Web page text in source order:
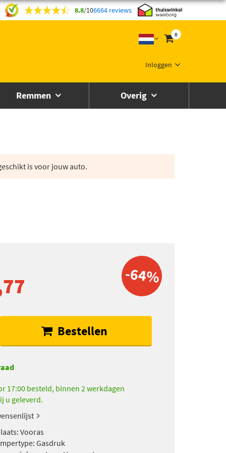
8.8/106664 reviews
0
Inloggen
Remmen Overig
is voor jouw auto.
-64%
Bestellen
17:00 besteld, binnen 2 werkdagen
u geleverd.
Vooras
Gasdruk